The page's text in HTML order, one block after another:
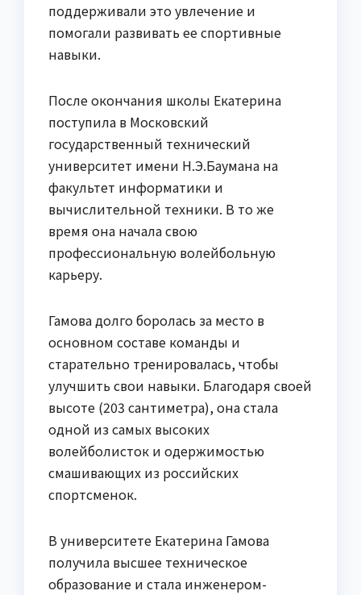
поддерживали это увлечение и
помогали развивать ее спортивные
навыки.
После окончания школы Екатерина
поступила в Московский
государственный технический
университет имени Н.Э.Баумана на
факультет информатики и
вычислительной техники. В то же
время она начала свою
профессиональную волейбольную
карьеру.
Гамова долго боролась за место в
основном составе команды и
старательно тренировалась, чтобы
улучшить свои навыки. Благодаря своей
высоте (203 сантиметра), она стала
одной из самых высоких
волейболисток и одержимостью
смашивающих из российских
спортсменок.
В университете Екатерина Гамова
получила высшее техническое
образование и стала инженером-